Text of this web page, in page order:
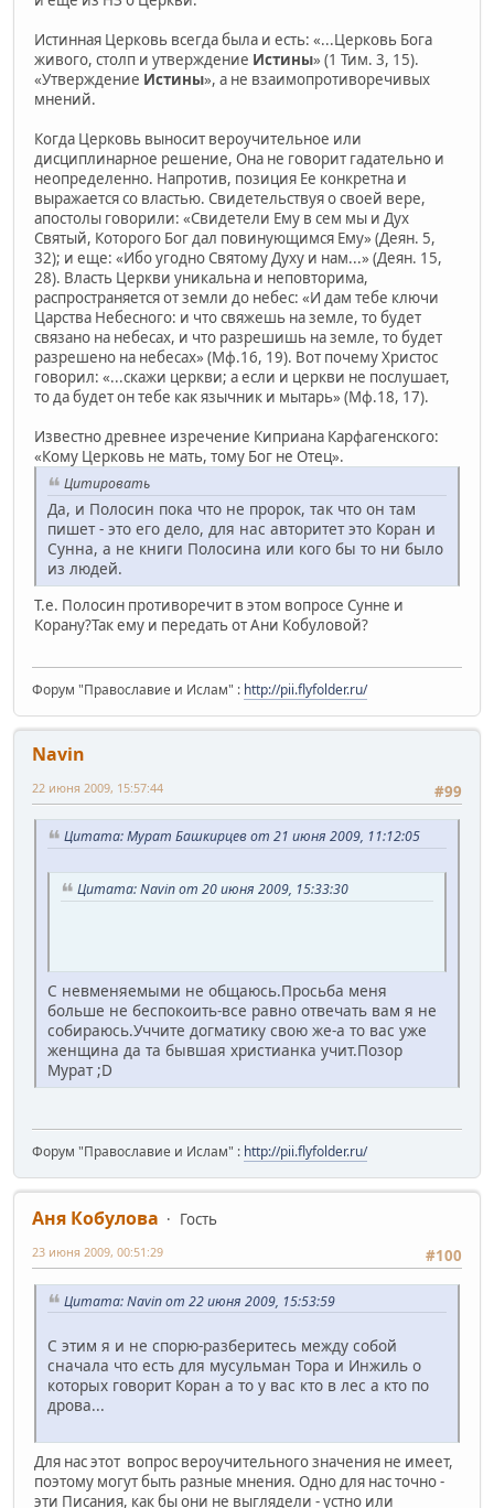
Истинная Церковь всегда была и есть: «...Церковь Бога
живого, столп и утверждение Истины» (1 Тим. 3, 15).
«Утверждение Истины», а не взаимопротиворечивых
мнений.
Когда Церковь выносит вероучительное или
дисциплинарное решение, Она не говорит гадательно и
неопределенно. Напротив, позиция Ее конкретна и
выражается со властью. Свидетельствуя о своей вере,
апостолы говорили: «Свидетели Ему в сем мы и Дух
Святый, Которого Бог дал повинующимся Ему» (Деян. 5,
32); и еще: «Ибо угодно Святому Духу и нам...» (Деян. 15,
28). Власть Церкви уникальна и неповторима,
распространяется от земли до небес: «И дам тебе ключи
Царства Небесного: и что свяжешь на земле, то будет
связано на небесах, и что разрешишь на земле, то будет
разрешено на небесах» (Мф.16, 19). Вот почему Христос
говорил: «...скажи церкви; а если и церкви не послушает,
то да будет он тебе как язычник и мытарь» (Мф.18, 17).
Известно древнее изречение Киприана Карфагенского:
«Кому Церковь не мать, тому Бог не Отец».
Цитировать
Да, и Полосин пока что не пророк, так что он там
пишет - это его дело, для нас авторитет это Коран и
Сунна, а не книги Полосина или кого бы то ни было
из людей.
Т.е. Полосин противоречит в этом вопросе Сунне и
Корану?Так ему и передать от Ани Кобуловой?
Форум "Православие и Ислам" : http://pii.flyfolder.ru/
Navin
#99
22 июня 2009, 15:57:44
Цитата: Мурат Башкирцев от 21 июня 2009, 11:12:05
Цитата: Navin от 20 июня 2009, 15:33:30
С невменяемыми не общаюсь.Просьба меня
больше не беспокоить-все равно отвечать вам я не
собираюсь.Уччите догматику свою же-а то вас уже
женщина да та бывшая христианка учит.Позор
Мурат ;D
Форум "Православие и Ислам" : http://pii.flyfolder.ru/
Аня Кобулова
Гость
#100
23 июня 2009, 00:51:29
Цитата: Navin от 22 июня 2009, 15:53:59
С этим я и не спорю-разберитесь между собой
сначала что есть для мусульман Тора и Инжиль о
которых говорит Коран а то у вас кто в лес а кто по
дрова...
Для нас этот вопрос вероучительного значения не имеет,
поэтому могут быть разные мнения. Одно для нас точно -
эти Писания, как бы они не выглядели - устно или